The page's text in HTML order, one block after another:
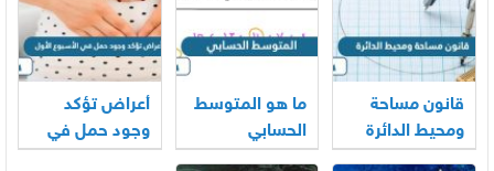
قانون مساحة
ومحيط الدائرة
ما هو المتوسط
الحسابي
أعراض تؤكد
وجود حمل في